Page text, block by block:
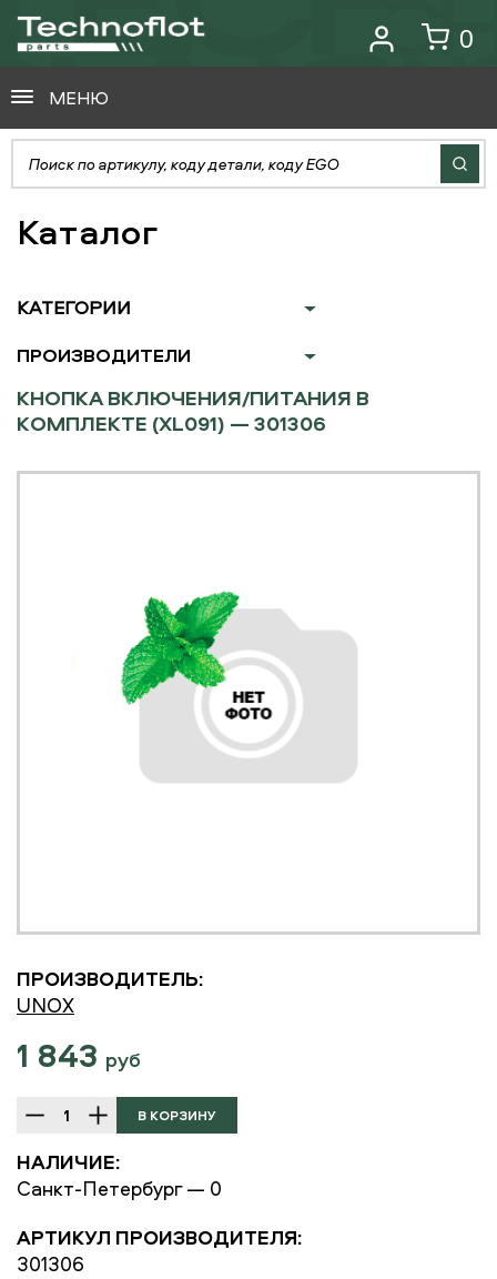
0
МЕНЮ
Каталог
КАТЕГОРИИ
ПРОИЗВОДИТЕЛИ
КНОПКА ВКЛЮЧЕНИЯ/ПИТАНИЯ В
КОМПЛЕКТЕ (XL091) — 301306
ПРОИЗВОДИТЕЛЬ:
UNOX
1 843 руб
НАЛИЧИЕ:
Санкт-Петербург — 0
АРТИКУЛ ПРОИЗВОДИТЕЛЯ:
301306